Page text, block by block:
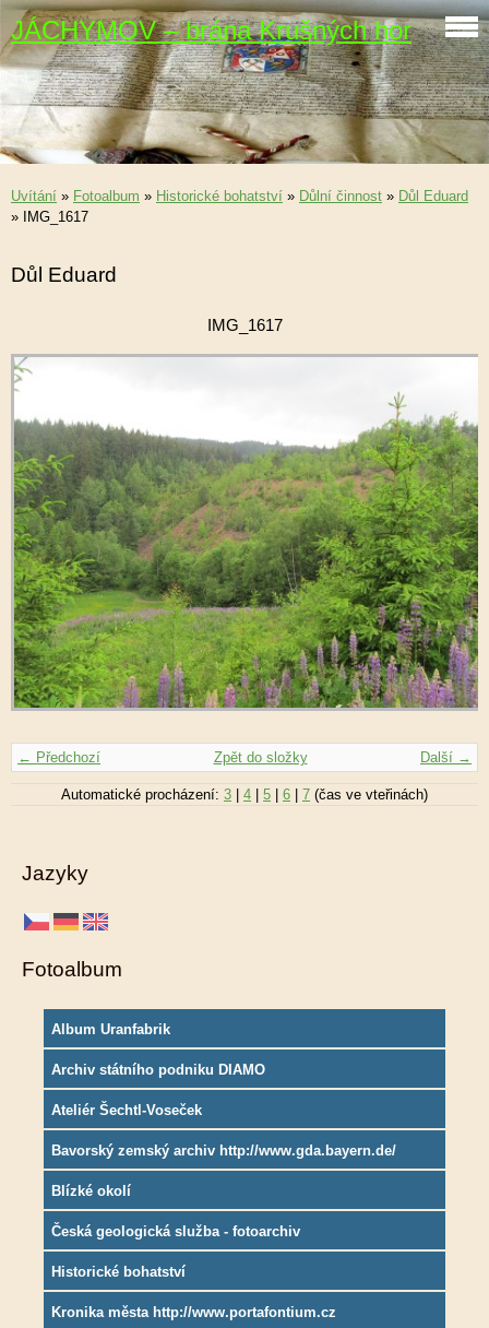
JÁCHYMOV – brána Krušných hor
Uvítání » Fotoalbum » Historické bohatství » Důlní činnost » Důl Eduard
»
IMG_1617
Důl Eduard
IMG_1617
← Předchozí Další →
Zpět do složky
Automatické procházení: 3 4 5 6 7 (čas ve vteřinách)
Jazyky
Fotoalbum
Album Uranfabrik
Archiv státního podniku DIAMO
Ateliér Šechtl-Voseček
Bavorský zemský archiv http://www.gda.bayern.de/
Blízké okolí
Česká geologická služba - fotoarchiv
Historické bohatství
Kronika města http://www.portafontium.cz